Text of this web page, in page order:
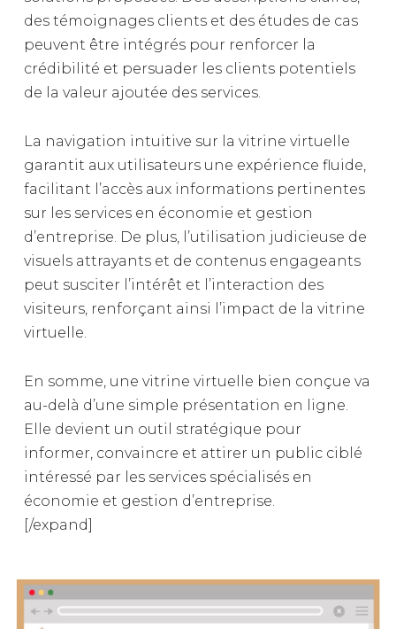
des témoignages clients et des études de cas
peuvent être intégrés pour renforcer la
crédibilité et persuader les clients potentiels
de la valeur ajoutée des services.
La navigation intuitive sur la vitrine virtuelle
garantit aux utilisateurs une expérience fluide,
facilitant l’accès aux informations pertinentes
sur les services en économie et gestion
d’entreprise. De plus, l’utilisation judicieuse de
visuels attrayants et de contenus engageants
peut susciter l’intérêt et l’interaction des
visiteurs, renforçant ainsi l’impact de la vitrine
virtuelle.
En somme, une vitrine virtuelle bien conçue va
au-delà d’une simple présentation en ligne.
Elle devient un outil stratégique pour
informer, convaincre et attirer un public ciblé
intéressé par les services spécialisés en
économie et gestion d’entreprise.
[/expand]